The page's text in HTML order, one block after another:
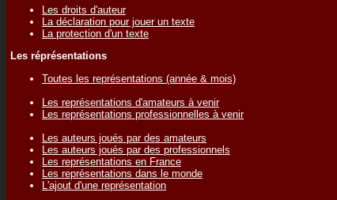
Les droits d'auteur
La déclaration pour jouer un texte
La protection d'un texte
Les réprésentations
Toutes les représentations (année & mois)
Les représentations d'amateurs à venir
Les représentations professionnelles à venir
Les auteurs joués par des amateurs
Les auteurs joués par des professionnels
Les représentations en France
Les représentations dans le monde
L'ajout d'une représentation